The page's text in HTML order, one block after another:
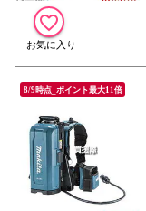
8/9時点_ポイント最大11倍